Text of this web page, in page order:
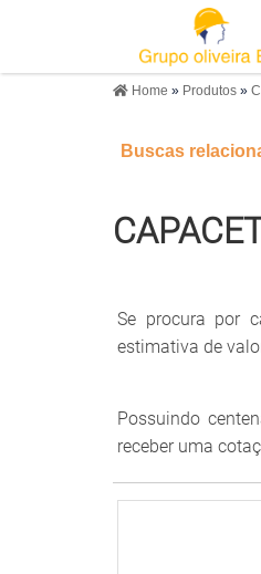
Home » Produtos »
Buscas
Se procura por
estimativa de
Possuindo
receber uma